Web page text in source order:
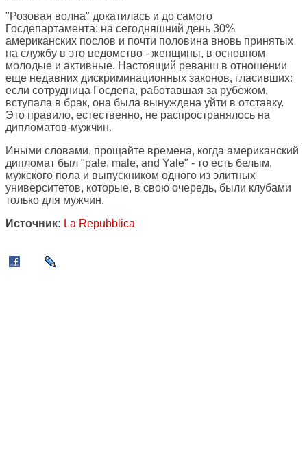
"Розовая волна" докатилась и до самого
Госдепартамента: на сегодняшний день 30%
американских послов и почти половина вновь принятых
на службу в это ведомство - женщины, в основном
молодые и активные. Настоящий реванш в отношении
еще недавних дискриминационных законов, гласивших:
если сотрудница Госдепа, работавшая за рубежом,
вступала в брак, она была вынуждена уйти в отставку.
Это правило, естественно, не распространялось на
дипломатов-мужчин.
Иными словами, прощайте времена, когда американский
дипломат был "pale, male, and Yale" - то есть белым,
мужского пола и выпускником одного из элитных
университетов, которые, в свою очередь, были клубами
только для мужчин.
Источник: La Repubblica